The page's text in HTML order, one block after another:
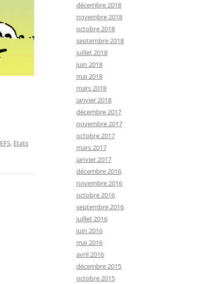
EFS, Etats
décembre 2018
novembre 2018
octobre 2018
septembre 2018
juillet 2018
juin 2018
mai 2018
mars 2018
janvier 2018
décembre 2017
novembre 2017
octobre 2017
mars 2017
janvier 2017
décembre 2016
novembre 2016
octobre 2016
septembre 2016
juillet 2016
juin 2016
mai 2016
avril 2016
décembre 2015
octobre 2015